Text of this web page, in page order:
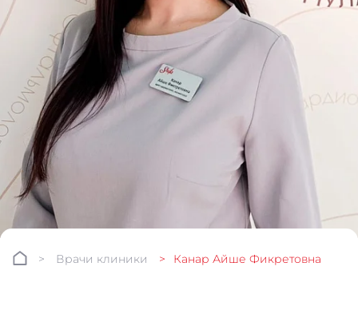
Врачи клиники Канар Айше Фикретовна